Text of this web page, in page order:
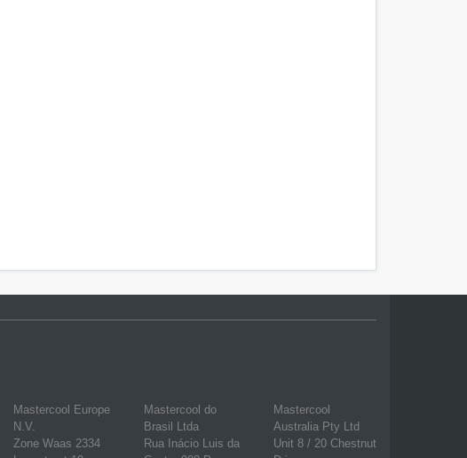
Mastercool Europe
N.V.
Zone Waas 2334
Mastercool do
Brasil Ltda
Rua Inácio Luis da
Mastercool
Australia Pty Ltd
Unit 8 / 20 Chestnut